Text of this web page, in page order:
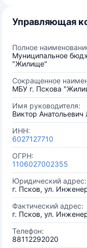
Управляющая
Полное
Муниципальное
"Жилище"
Сокращенное
МБУ г. Пскова
Имя руководителя:
Виктор Анатольевич
ИНН:
6027127710
ОГРН:
1106027002355
Юридический адрес:
г. Псков, ул.
Фактический адрес:
г. Псков, ул.
Телефон:
88112292020